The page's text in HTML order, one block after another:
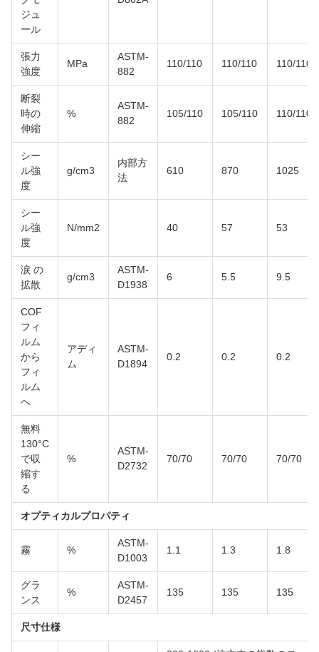
ジュ
ール
張力
強度
MPa
ASTM-
882
110/110 110/110 110/110
断裂
時の
伸縮
%
ASTM-
882
105/110 105/110 110/110
シー
ル強
度
g/cm3
内部方
法
610 870 1025
シー
ル強
度
N/mm2 40 57 53
涙 の
拡散
g/cm3
ASTM-
D1938
6 5.5 9.5
COF
フィ
ルム
から
フィ
ルム
へ
アディ
ム
ASTM-
D1894
0.2 0.2 0.2
無料
130°C
で収
縮す
る
%
ASTM-
D2732
70/70 70/70 70/70
オプティカルプロパティ
霧 %
ASTM-
D1003
1.1 1.3 1.8
グラ
ンス
%
ASTM-
D2457
135 135 135
尺寸仕様